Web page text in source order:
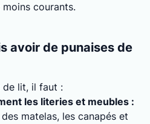
courants.
avoir de punaises de
de lit, il faut :
les literies et meubles :
matelas, les canapés et